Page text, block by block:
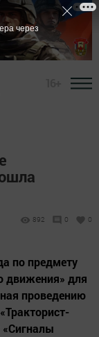
892 0 0
по предмету
движения» для
проведению
через